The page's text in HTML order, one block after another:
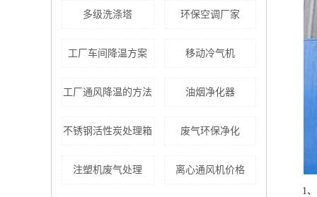
多级洗涤塔 环保空调厂家
工厂车间降温方案 移动冷气机
工厂通风降温的方法 油烟净化器
不锈钢活性炭处理箱 废气环保净化
注塑机废气处理 离心通风机价格
1、